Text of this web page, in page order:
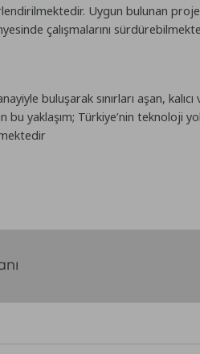
Uygun bulunan
çalışmalarını
buluşarak sınırları aşan,
yaklaşım; Türkiye’nin teknoloji